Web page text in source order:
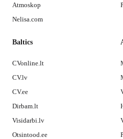
Atmoskop
Nelisa.com
Baltics
CVonline.lt
CV.lv
CV.ee
Dirbam.lt
Visidarbi.lv
Otsintood.ee